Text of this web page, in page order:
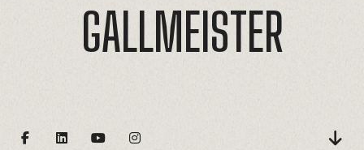
GALLMEISTER